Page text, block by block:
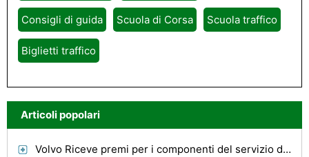
Consigli di guida Scuola di Corsa Scuola traffico
Biglietti traffico
Articoli popolari
Volvo Riceve premi per i componenti del servizio di distribuzione